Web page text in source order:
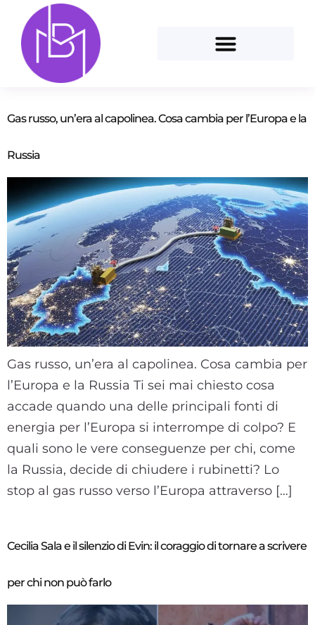
Gas russo, un’era al capolinea. Cosa cambia per l’Europa e la
Russia
Gas russo, un’era al capolinea. Cosa cambia per
l’Europa e la Russia Ti sei mai chiesto cosa
accade quando una delle principali fonti di
energia per l’Europa si interrompe di colpo? E
quali sono le vere conseguenze per chi, come
la Russia, decide di chiudere i rubinetti? Lo
stop al gas russo verso l’Europa attraverso […]
Cecilia Sala e il silenzio di Evin: il coraggio di tornare a scrivere
per chi non può farlo